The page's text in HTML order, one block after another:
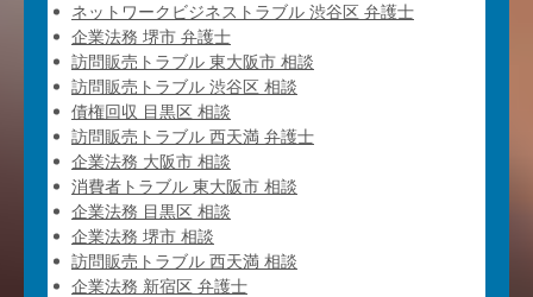
ネットワークビジネストラブル 渋谷区 弁護士
企業法務 堺市 弁護士
訪問販売トラブル 東大阪市 相談
訪問販売トラブル 渋谷区 相談
債権回収 目黒区 相談
訪問販売トラブル 西天満 弁護士
企業法務 大阪市 相談
消費者トラブル 東大阪市 相談
企業法務 目黒区 相談
企業法務 堺市 相談
訪問販売トラブル 西天満 相談
企業法務 新宿区 弁護士